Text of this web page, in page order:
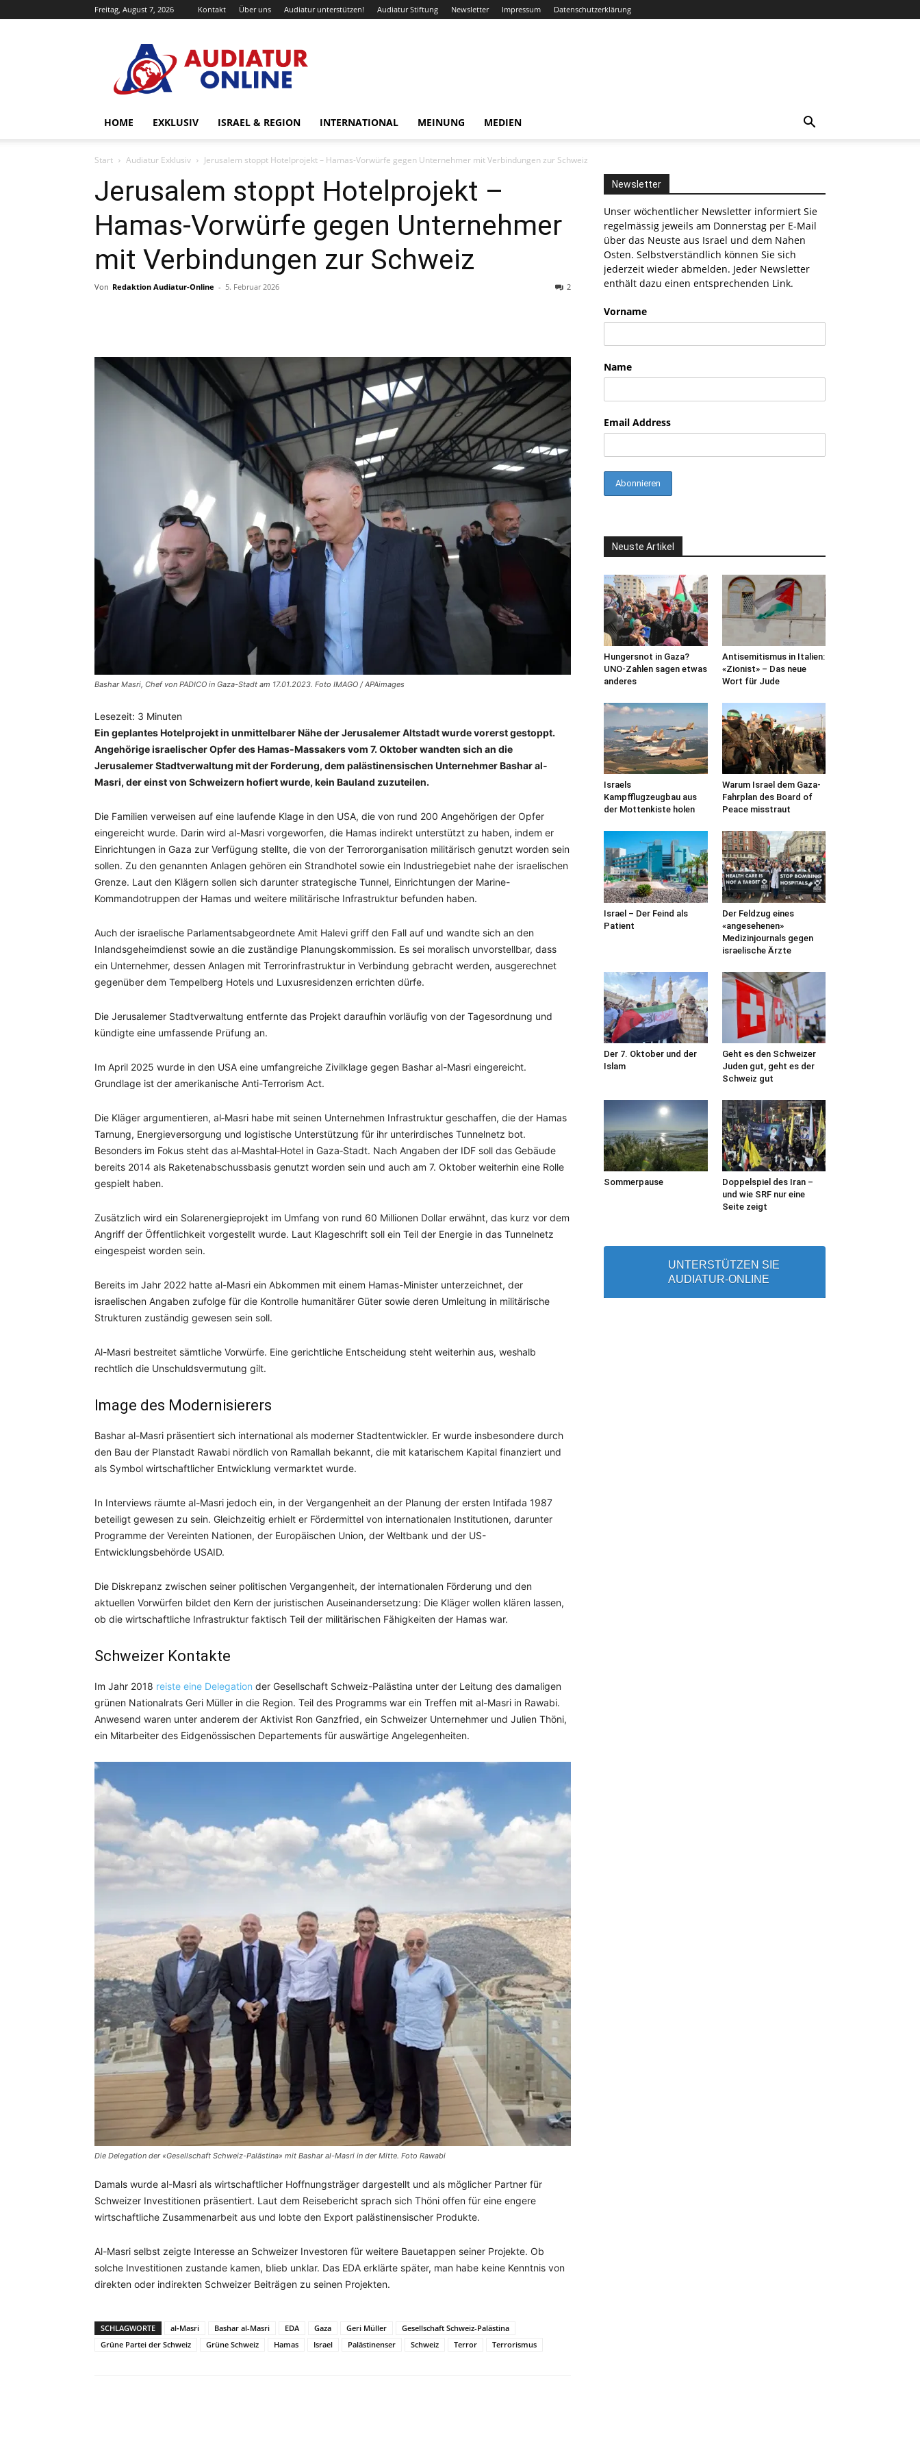
Freitag, August 7, 2026 Kontakt Über uns Audiatur unterstützen! Audiatur Stiftung Newsletter Impressum Datenschutzerklärung
Online
HOME EXKLUSIV ISRAEL & REGION INTERNATIONAL MEINUNG MEDIEN
Start Audiatur Exklusiv Jerusalem stoppt Hotelprojekt – Hamas-Vorwürfe gegen Unternehmer mit Verbindungen zur Schweiz
Jerusalem stoppt Hotelprojekt –
Hamas-Vorwürfe gegen Unternehmer
mit Verbindungen zur Schweiz
Von Redaktion Audiatur-Online - 5. Februar 2026 2
Linkedin
Bashar Masri, Chef von PADICO in Gaza-Stadt am 17.01.2023. Foto IMAGO / APAimages
Lesezeit: 3 Minuten
Ein geplantes Hotelprojekt in unmittelbarer Nähe der Jerusalemer Altstadt wurde vorerst gestoppt.
Angehörige israelischer Opfer des Hamas-Massakers vom 7. Oktober wandten sich an die
Jerusalemer Stadtverwaltung mit der Forderung, dem palästinensischen Unternehmer Bashar al-
Masri, der einst von Schweizern hofiert wurde, kein Bauland zuzuteilen.
Die Familien verweisen auf eine laufende Klage in den USA, die von rund 200 Angehörigen der Opfer
eingereicht wurde. Darin wird al-Masri vorgeworfen, die Hamas indirekt unterstützt zu haben, indem er
Einrichtungen in Gaza zur Verfügung stellte, die von der Terrororganisation militärisch genutzt worden sein
sollen. Zu den genannten Anlagen gehören ein Strandhotel sowie ein Industriegebiet nahe der israelischen
Grenze. Laut den Klägern sollen sich darunter strategische Tunnel, Einrichtungen der Marine-
Kommandotruppen der Hamas und weitere militärische Infrastruktur befunden haben.
Auch der israelische Parlamentsabgeordnete Amit Halevi griff den Fall auf und wandte sich an den
Inlandsgeheimdienst sowie an die zuständige Planungskommission. Es sei moralisch unvorstellbar, dass
ein Unternehmer, dessen Anlagen mit Terrorinfrastruktur in Verbindung gebracht werden, ausgerechnet
gegenüber dem Tempelberg Hotels und Luxusresidenzen errichten dürfe.
Die Jerusalemer Stadtverwaltung entfernte das Projekt daraufhin vorläufig von der Tagesordnung und
kündigte eine umfassende Prüfung an.
Im April 2025 wurde in den USA eine umfangreiche Zivilklage gegen Bashar al-Masri eingereicht.
Grundlage ist der amerikanische Anti-Terrorism Act.
Die Kläger argumentieren, al‑Masri habe mit seinen Unternehmen Infrastruktur geschaffen, die der Hamas
Tarnung, Energieversorgung und logistische Unterstützung für ihr unterirdisches Tunnelnetz bot.
Besonders im Fokus steht das al‑Mashtal‑Hotel in Gaza‑Stadt. Nach Angaben der IDF soll das Gebäude
bereits 2014 als Raketenabschussbasis genutzt worden sein und auch am 7. Oktober weiterhin eine Rolle
gespielt haben.
Zusätzlich wird ein Solarenergieprojekt im Umfang von rund 60 Millionen Dollar erwähnt, das kurz vor dem
Angriff der Öffentlichkeit vorgestellt wurde. Laut Klageschrift soll ein Teil der Energie in das Tunnelnetz
eingespeist worden sein.
Bereits im Jahr 2022 hatte al-Masri ein Abkommen mit einem Hamas-Minister unterzeichnet, der
israelischen Angaben zufolge für die Kontrolle humanitärer Güter sowie deren Umleitung in militärische
Strukturen zuständig gewesen sein soll.
Al-Masri bestreitet sämtliche Vorwürfe. Eine gerichtliche Entscheidung steht weiterhin aus, weshalb
rechtlich die Unschuldsvermutung gilt.
Image des Modernisierers
Bashar al-Masri präsentiert sich international als moderner Stadtentwickler. Er wurde insbesondere durch
den Bau der Planstadt Rawabi nördlich von Ramallah bekannt, die mit katarischem Kapital finanziert und
als Symbol wirtschaftlicher Entwicklung vermarktet wurde.
In Interviews räumte al-Masri jedoch ein, in der Vergangenheit an der Planung der ersten Intifada 1987
beteiligt gewesen zu sein. Gleichzeitig erhielt er Fördermittel von internationalen Institutionen, darunter
Programme der Vereinten Nationen, der Europäischen Union, der Weltbank und der US-
Entwicklungsbehörde USAID.
Die Diskrepanz zwischen seiner politischen Vergangenheit, der internationalen Förderung und den
aktuellen Vorwürfen bildet den Kern der juristischen Auseinandersetzung: Die Kläger wollen klären lassen,
ob die wirtschaftliche Infrastruktur faktisch Teil der militärischen Fähigkeiten der Hamas war.
Schweizer Kontakte
Im Jahr 2018 reiste eine Delegation der Gesellschaft Schweiz-Palästina unter der Leitung des damaligen
grünen Nationalrats Geri Müller in die Region. Teil des Programms war ein Treffen mit al-Masri in Rawabi.
Anwesend waren unter anderem der Aktivist Ron Ganzfried, ein Schweizer Unternehmer und Julien Thöni,
ein Mitarbeiter des Eidgenössischen Departements für auswärtige Angelegenheiten.
Die Delegation der «Gesellschaft Schweiz-Palästina» mit Bashar al-Masri in der Mitte. Foto Rawabi
Damals wurde al-Masri als wirtschaftlicher Hoffnungsträger dargestellt und als möglicher Partner für
Schweizer Investitionen präsentiert. Laut dem Reisebericht sprach sich Thöni offen für eine engere
wirtschaftliche Zusammenarbeit aus und lobte den Export palästinensischer Produkte.
Al-Masri selbst zeigte Interesse an Schweizer Investoren für weitere Bauetappen seiner Projekte. Ob
solche Investitionen zustande kamen, blieb unklar. Das EDA erklärte später, man habe keine Kenntnis von
direkten oder indirekten Schweizer Beiträgen zu seinen Projekten.
SCHLAGWORTE al‑Masri Bashar al-Masri EDA Gaza Geri Müller
Gesellschaft Schweiz-Palästina
Grüne Partei der Schweiz
Grüne Schweiz Hamas Israel Palästinenser Schweiz Terror Terrorismus
Newsletter
Unser wöchentlicher Newsletter informiert Sie
regelmässig jeweils am Donnerstag per E-Mail
über das Neuste aus Israel und dem Nahen
Osten. Selbstverständlich können Sie sich
jederzeit wieder abmelden. Jeder Newsletter
enthält dazu einen entsprechenden Link.
Vorname
Name
Email Address
Neuste Artikel
Hungersnot in Gaza?
UNO-Zahlen sagen etwas
anderes
Antisemitismus in Italien:
«Zionist» – Das neue
Wort für Jude
Israels
Kampfflugzeugbau aus
der Mottenkiste holen
Warum Israel dem Gaza-
Fahrplan des Board of
Peace misstraut
Israel – Der Feind als
Patient
Der Feldzug eines
«angesehenen»
Medizinjournals gegen
israelische Ärzte
Der 7. Oktober und der
Islam
Geht es den Schweizer
Juden gut, geht es der
Schweiz gut
Sommerpause
Doppelspiel des Iran –
und wie SRF nur eine
Seite zeigt
UNTERSTÜTZEN SIE
AUDIATUR-ONLINE